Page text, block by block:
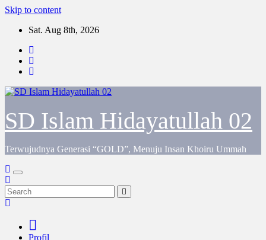
Skip to content
Sat. Aug 8th, 2026
SD Islam Hidayatullah 02
Terwujudnya Generasi “GOLD”, Menuju Insan Khoiru Ummah
Profil